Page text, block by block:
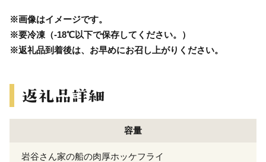
※画像はイメージです。
※要冷凍（-18℃以下で保存してください。）
※返礼品到着後は、お早めにお召し上がりください。
容量
岩谷さん家の船の肉厚ホッケフライ